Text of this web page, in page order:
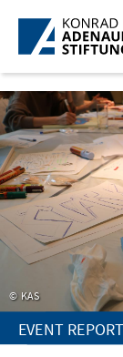
Skip to Main
KAS
EVENT